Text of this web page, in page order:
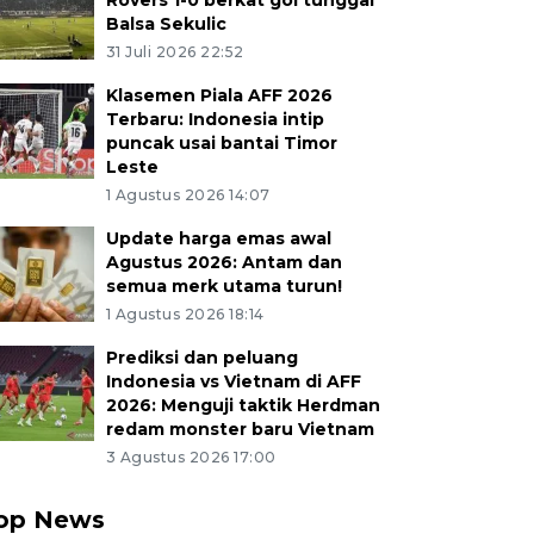
Balsa Sekulic
31 Juli 2026 22:52
Klasemen Piala AFF 2026
Terbaru: Indonesia intip
puncak usai bantai Timor
Leste
1 Agustus 2026 14:07
Update harga emas awal
Agustus 2026: Antam dan
semua merk utama turun!
1 Agustus 2026 18:14
Prediksi dan peluang
Indonesia vs Vietnam di AFF
2026: Menguji taktik Herdman
redam monster baru Vietnam
3 Agustus 2026 17:00
News